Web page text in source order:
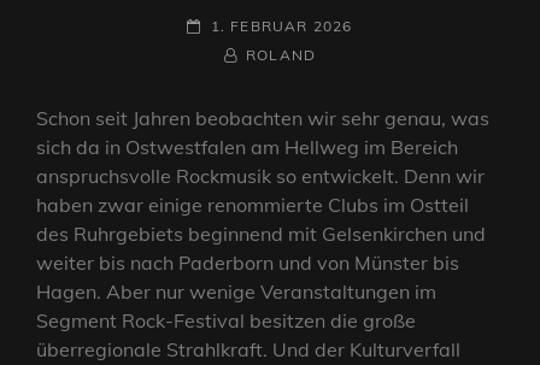
POSTED-
1. FEBRUAR 2026
BY
BYLINEROLAND
Schon seit Jahren beobachten wir sehr genau, was
sich da in Ostwestfalen am Hellweg im Bereich
anspruchsvolle Rockmusik so entwickelt. Denn wir
haben zwar einige renommierte Clubs im Ostteil
des Ruhrgebiets beginnend mit Gelsenkirchen und
weiter bis nach Paderborn und von Münster bis
Hagen. Aber nur wenige Veranstaltungen im
Segment Rock-Festival besitzen die große
überregionale Strahlkraft. Und der Kulturverfall